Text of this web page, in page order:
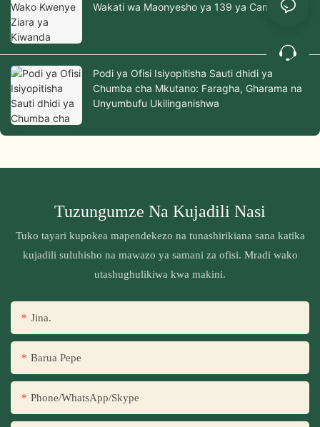
Wakati wa Maonyesho ya 139 ya Canton
Podi ya Ofisi Isiyopitisha Sauti dhidi ya
Chumba cha Mkutano: Faragha, Gharama na
Unyumbufu Ukilinganishwa
Tuzungumze Na Kujadili Nasi
Tuko tayari kupokea mapendekezo na tunashirikiana sana katika
kujadili suluhisho na mawazo ya samani za ofisi. Mradi wako
utashughulikiwa kwa makini.
Jina.
Barua Pepe
Phone/WhatsApp/Skype